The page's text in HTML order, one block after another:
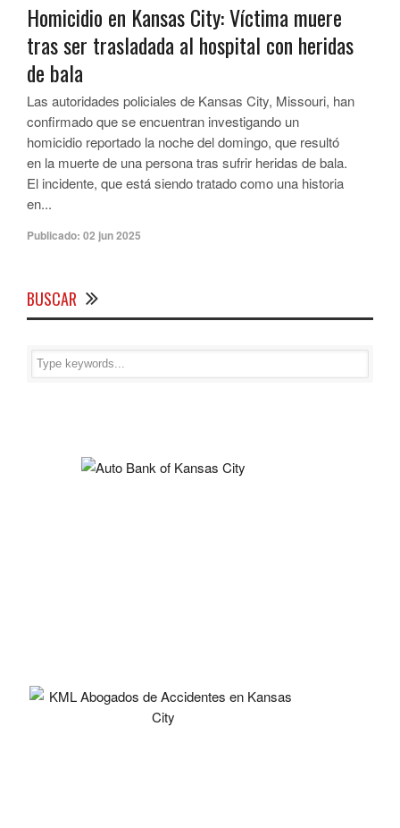
Homicidio en Kansas City: Víctima muere
tras ser trasladada al hospital con heridas
de bala
Las autoridades policiales de Kansas City, Missouri, han
confirmado que se encuentran investigando un
homicidio reportado la noche del domingo, que resultó
en la muerte de una persona tras sufrir heridas de bala.
El incidente, que está siendo tratado como una historia
en...
Publicado: 02 jun 2025
BUSCAR